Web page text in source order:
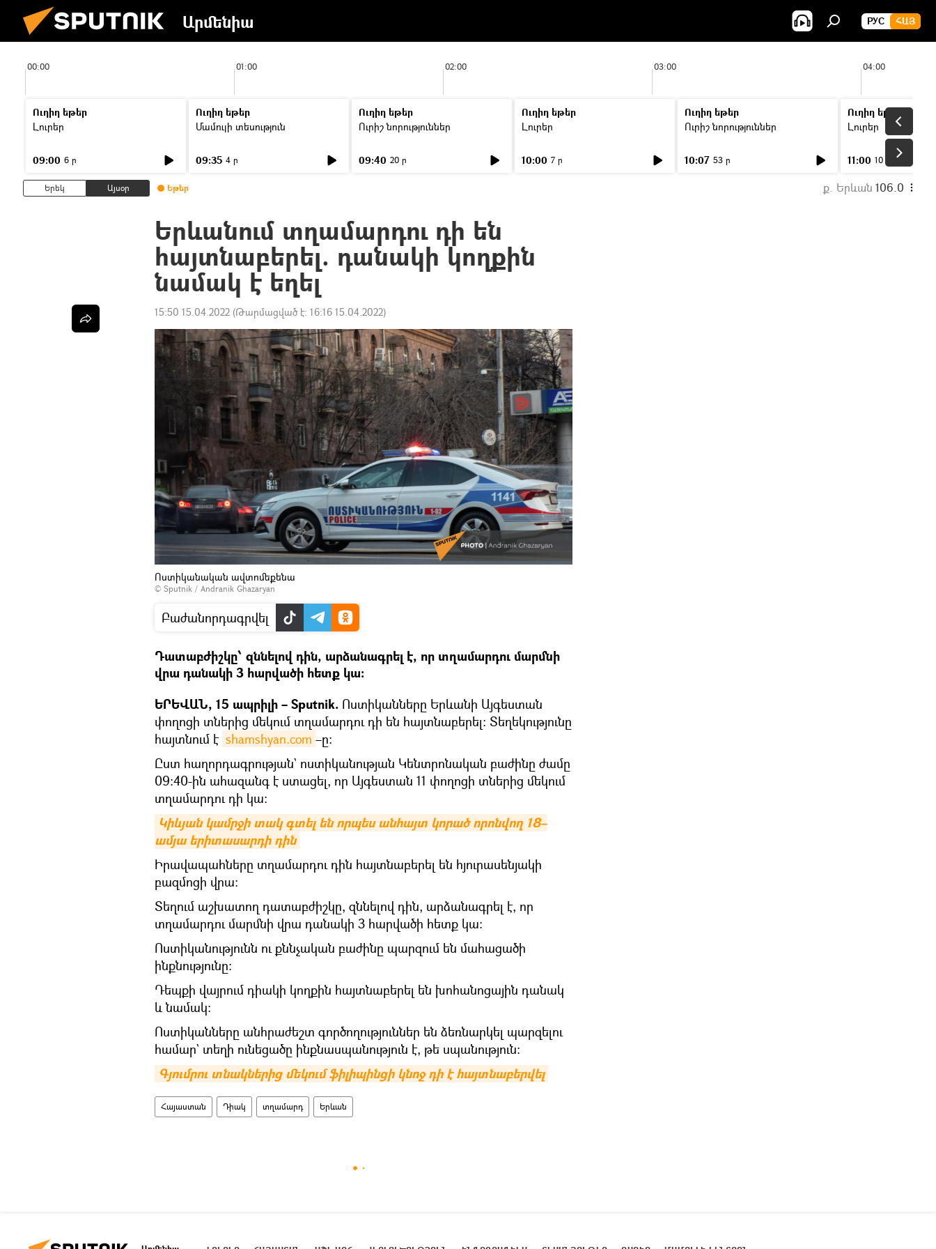
Արմենիա РУС ՀԱՅ
00:00 01:00 02:00 03:00 04:00
Ուղիղ եթեր
Լուրեր
09:00 6 ր
Ուղիղ եթեր
Մամուլի տեսություն
09:35 4 ր
Ուղիղ եթեր
Ուրիշ նորություններ
09:40 20 ր
Ուղիղ եթեր
Լուրեր
10:00 7 ր
Ուղիղ եթեր
Ուրիշ նորություններ
10:07 53 ր
Ուղիղ եթեր
Լուրեր
11:00 10 ր
Երեկ Այսօր Եթեր ք. Երևան 106.0
Երևանում տղամարդու դի են
հայտնաբերել. դանակի կողքին
նամակ է եղել
15:50 15.04.2022 (Թարմացված է: 16:16 15.04.2022)
Ոստիկանական ավտոմեքենա
© Sputnik / Andranik Ghazaryan
Բաժանորդագրվել
Դատաբժիշկը՝ զննելով դին, արձանագրել է, որ տղամարդու մարմնի
վրա դանակի 3 հարվածի հետք կա։
ԵՐԵՎԱՆ, 15 ապրիլի – Sputnik. Ոստիկանները Երևանի Այգեստան
փողոցի տներից մեկում տղամարդու դի են հայտնաբերել։ Տեղեկությունը
հայտնում է shamshyan.com –ը։
Ըստ հաղորդագրության` ոստիկանության Կենտրոնական բաժինը ժամը
09։40-ին ահազանգ է ստացել, որ Այգեստան 11 փողոցի տներից մեկում
տղամարդու դի կա։
Կիևյան կամրջի տակ գտել են որպես անհայտ կորած որոնվող 18–
ամյա երիտասարդի դին
Իրավապահները տղամարդու դին հայտնաբերել են հյուրասենյակի
բազմոցի վրա։
Տեղում աշխատող դատաբժիշկը, զննելով դին, արձանագրել է, որ
տղամարդու մարմնի վրա դանակի 3 հարվածի հետք կա։
Ոստիկանությունն ու քննչական բաժինը պարզում են մահացածի
ինքնությունը։
Դեպքի վայրում դիակի կողքին հայտնաբերել են խոհանոցային դանակ
և նամակ։
Ոստիկանները անհրաժեշտ գործողություններ են ձեռնարկել պարզելու
համար` տեղի ունեցածը ինքնասպանություն է, թե սպանություն։
Գյումրու տնակներից մեկում ֆիլիպինցի կնոջ դի է հայտնաբերվել
Հայաստան Դիակ տղամարդ Երևան